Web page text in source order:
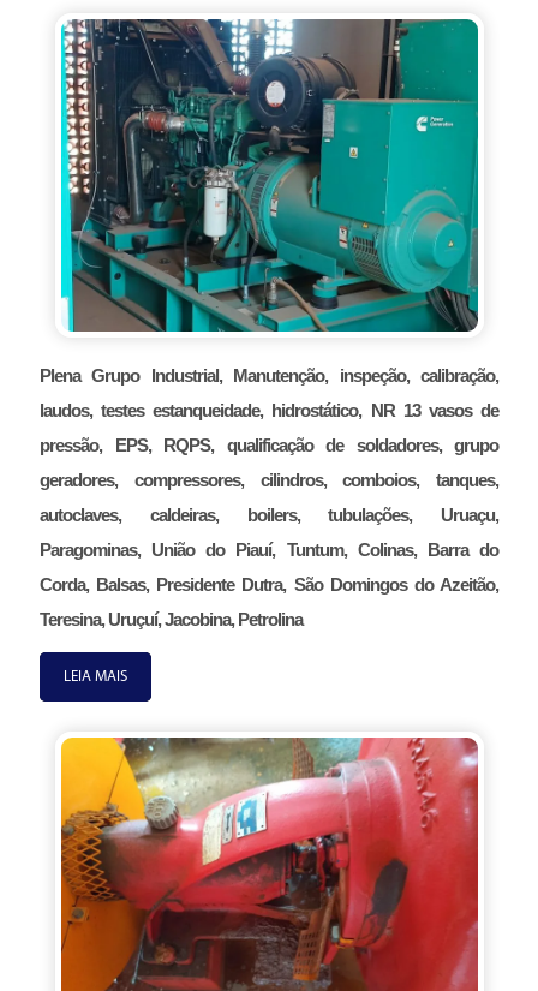
Plena Grupo Industrial, Manutenção, inspeção, calibração,
laudos, testes estanqueidade, hidrostático, NR 13 vasos de
pressão, EPS, RQPS, qualificação de soldadores, grupo
geradores, compressores, cilindros, comboios, tanques,
autoclaves, caldeiras, boilers, tubulações, Uruaçu,
Paragominas, União do Piauí, Tuntum, Colinas, Barra do
Corda, Balsas, Presidente Dutra, São Domingos do Azeitão,
Teresina, Uruçuí, Jacobina, Petrolina
LEIA MAIS